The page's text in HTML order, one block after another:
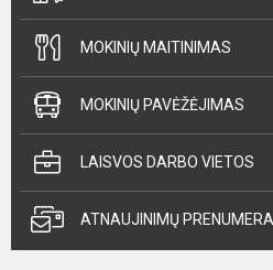
MOKINIŲ MAITINIMAS
MOKINIŲ PAVĖŽĖJIMAS
LAISVOS DARBO VIETOS
ATNAUJINIMŲ